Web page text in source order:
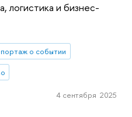
логистика и бизнес-
о событии
4 сентября 2025